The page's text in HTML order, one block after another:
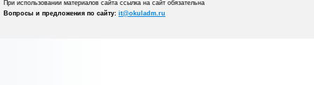
При использовании материалов сайта ссылка на сайт обязательна
Вопросы и предложения по сайту: it@okuladm.ru